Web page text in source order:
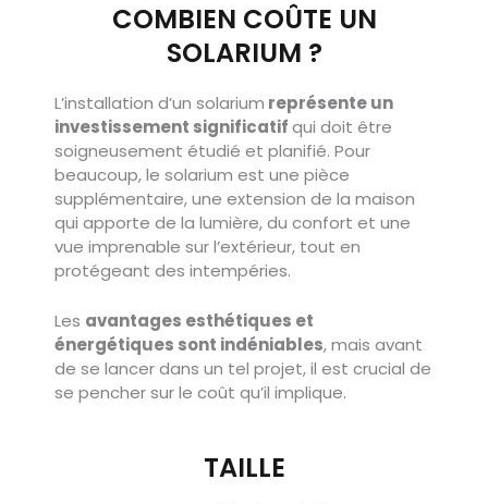
COMBIEN COÛTE UN
SOLARIUM ?
L’installation d’un solarium représente un
investissement significatifqui doit être
soigneusement étudié et planifié. Pour
beaucoup, le solarium est une pièce
supplémentaire, une extension de la maison
qui apporte de la lumière, du confort et une
vue imprenable sur l’extérieur, tout en
protégeant des intempéries.
Les avantages esthétiques et
énergétiques sont indéniables, mais avant
de se lancer dans un tel projet, il est crucial de
se pencher sur le coût qu’il implique.
TAILLE